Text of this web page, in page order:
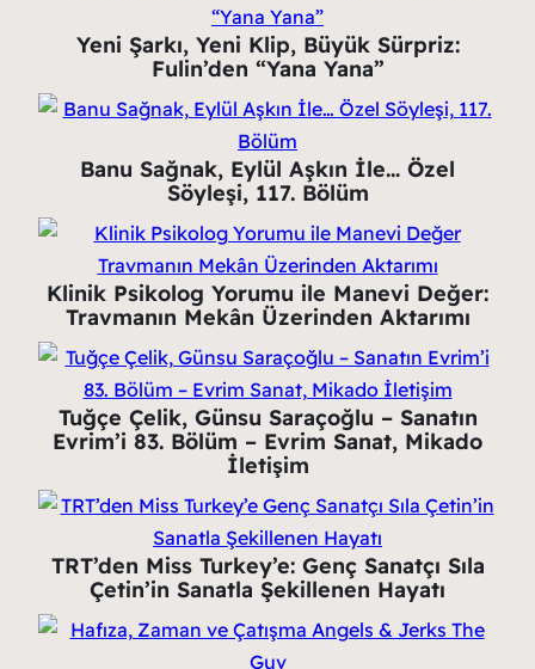
Yeni Şarkı, Yeni Klip, Büyük Sürpriz:
Fulin’den “Yana Yana”
Banu Sağnak, Eylül Aşkın İle… Özel
Söyleşi, 117. Bölüm
Klinik Psikolog Yorumu ile Manevi Değer:
Travmanın Mekân Üzerinden Aktarımı
Tuğçe Çelik, Günsu Saraçoğlu – Sanatın
Evrim’i 83. Bölüm – Evrim Sanat, Mikado
İletişim
TRT’den Miss Turkey’e: Genç Sanatçı Sıla
Çetin’in Sanatla Şekillenen Hayatı